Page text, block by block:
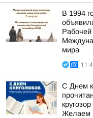
В 1994
Рабочей
мира
С Днем
Желаем